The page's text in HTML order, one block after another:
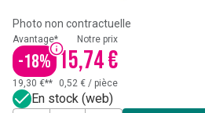
Photo non contractuelle
Avantage*
-18%
Notre prix
15,74 €
19,30 €** 0,52 € / pièce
En stock (web)